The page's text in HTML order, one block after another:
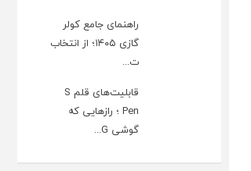
راهنمای جامع کولر
گازی ۱۴۰۵؛ از انتخاب
ت...
قابلیت‌های قلم S
Pen ؛ رازهایی که
گوشی G...